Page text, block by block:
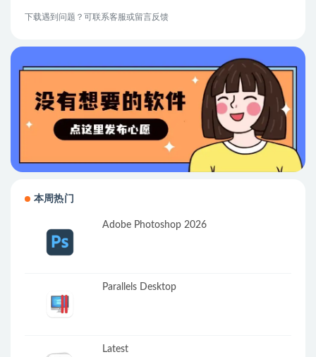
下载遇到问题？可联系客服或留言反馈
本周热门
Adobe Photoshop 2026
Parallels Desktop
Latest